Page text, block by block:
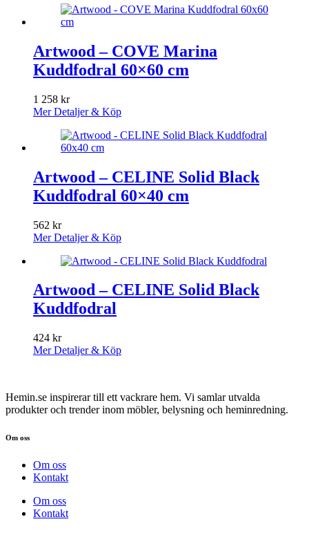
Artwood – COVE Marina
Kuddfodral 60×60 cm
1 258 kr
Mer Detaljer & Köp
Artwood – CELINE Solid Black
Kuddfodral 60×40 cm
562 kr
Mer Detaljer & Köp
Artwood – CELINE Solid Black
Kuddfodral
424 kr
Mer Detaljer & Köp
Hemin.se inspirerar till ett vackrare hem. Vi samlar utvalda
produkter och trender inom möbler, belysning och heminredning.
Om oss
Om oss
Kontakt
Om oss
Kontakt